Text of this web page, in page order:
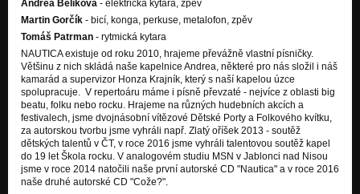
Andrea Bělíková - elektrická kytara, zpěv
Martin Gorčík - bicí, konga, perkuse, metalofon, zpěv
Tomáš Patrman - rytmická kytara
NAUTICA existuje od roku 2010, hrajeme převážně vlastní písničky.
Většinu z nich skládá naše kapelnice Andrea, některé pro nás složil i náš
kamarád a supervizor Honza Krajník, který s naší kapelou úzce
spolupracuje. V repertoáru máme i písně převzaté - nejvíce z oblasti big
beatu, folku nebo rocku. Hrajeme na různých hudebních akcích a
festivalech, jsme dvojnásobní vítězové Dětské Porty a Folkového kvítku,
za autorskou tvorbu jsme vyhráli např. Zlatý oříšek 2013 - soutěž
dětských talentů v ČT, v roce 2016 jsme vyhráli talentovou soutěž kapel
do 19 let Škola rocku. V analogovém studiu MSN v Jablonci nad Nisou
jsme v roce 2014 natočili naše první autorské CD "Nautica" a v roce 2016
naše druhé autorské CD "Cože?".